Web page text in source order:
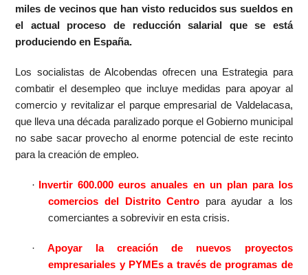
miles de vecinos que han visto reducidos sus sueldos en
el actual proceso de reducción salarial que se está
produciendo en España.
Los socialistas de Alcobendas ofrecen una Estrategia para
combatir el desempleo que incluye medidas para apoyar al
comercio y revitalizar el parque empresarial de Valdelacasa,
que lleva una década paralizado porque el Gobierno municipal
no sabe sacar provecho al enorme potencial de este recinto
para la creación de empleo.
·
Invertir 600.000 euros anuales en un plan para los
comercios del Distrito Centro para ayudar a los
comerciantes a sobrevivir en esta crisis.
·
Apoyar la creación de nuevos proyectos
empresariales y PYMEsa través de programas de